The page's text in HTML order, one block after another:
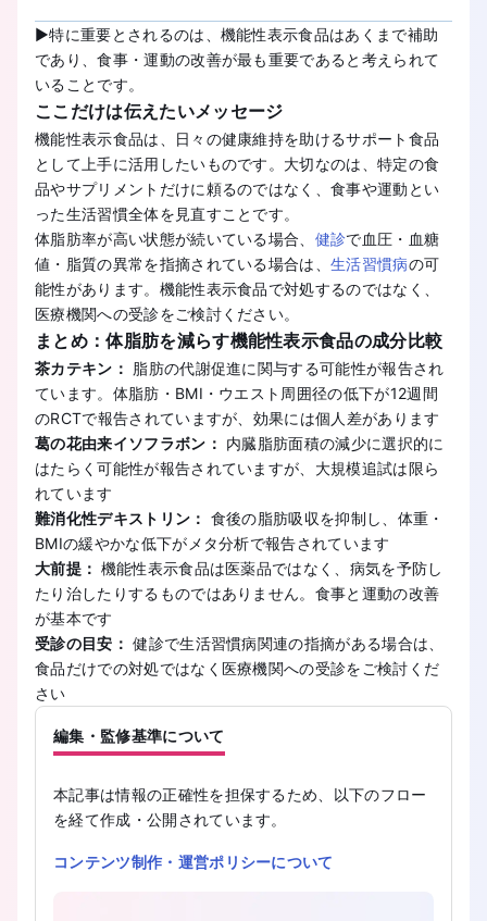
▶特に重要とされるのは、機能性表示食品はあくまで補助
であり、食事・運動の改善が最も重要であると考えられて
いることです。
ここだけは伝えたいメッセージ
機能性表示食品は、日々の健康維持を助けるサポート食品
として上手に活用したいものです。大切なのは、特定の食
品やサプリメントだけに頼るのではなく、食事や運動とい
った生活習慣全体を見直すことです。
体脂肪率が高い状態が続いている場合、 健診で血圧・血糖
値・脂質の異常を指摘されている場合は、生活習慣病の可
能性があります。機能性表示食品で対処するのではなく、
医療機関への受診をご検討ください。
まとめ：体脂肪を減らす機能性表示食品の成分比較
茶カテキン： 脂肪の代謝促進に関与する可能性が報告され
ています。体脂肪・BMI・ウエスト周囲径の低下が12週間
のRCTで報告されていますが、効果には個人差があります
葛の花由来イソフラボン： 内臓脂肪面積の減少に選択的に
はたらく可能性が報告されていますが、大規模追試は限ら
れています
難消化性デキストリン： 食後の脂肪吸収を抑制し、体重・
BMIの緩やかな低下がメタ分析で報告されています
大前提： 機能性表示食品は医薬品ではなく、病気を予防し
たり治したりするものではありません。食事と運動の改善
が基本です
受診の目安： 健診で生活習慣病関連の指摘がある場合は、
食品だけでの対処ではなく医療機関への受診をご検討くだ
さい
編集・監修基準について
本記事は情報の正確性を担保するため、以下のフロー
を経て作成・公開されています。
コンテンツ制作・運営ポリシーについて